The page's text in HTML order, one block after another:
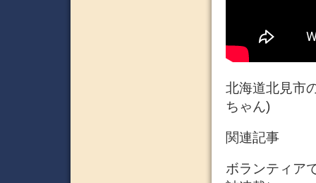
北海道北見市
ちゃん)
関連記事
ボランティア